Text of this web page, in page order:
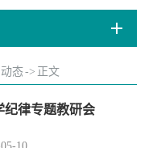
态-> 正文
纪律专题教研会